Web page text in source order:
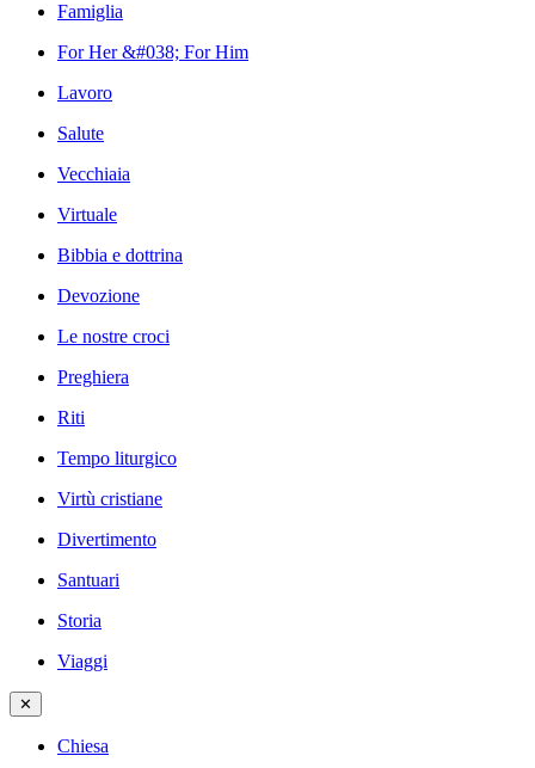
Famiglia
For Her &#038; For Him
Lavoro
Salute
Vecchiaia
Virtuale
Bibbia e dottrina
Devozione
Le nostre croci
Preghiera
Riti
Tempo liturgico
Virtù cristiane
Divertimento
Santuari
Storia
Viaggi
✕
Chiesa